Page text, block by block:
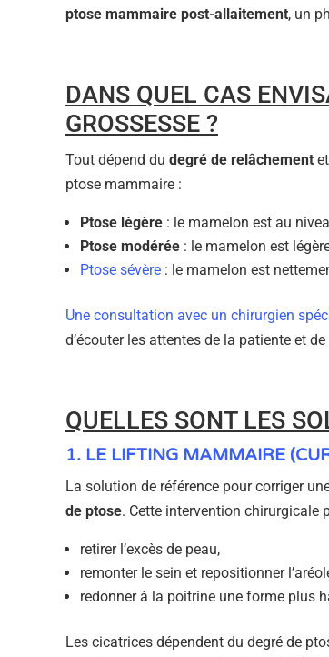
ptose mammaire post-allaitement, un
DANS QUEL CAS
GROSSESSE ?
Tout dépend du degré de relâchement
ptose mammaire :
Ptose légère : le mamelon est au
Ptose modérée : le mamelon est
Ptose sévère : le mamelon est
Une consultation avec un chirurgien
d’écouter les attentes de la patiente et
QUELLES SONT LES
1. LE LIFTING MAMMAIRE
La solution de référence pour corriger
de ptose. Cette intervention chirurgicale
retirer l’excès de peau,
remonter le sein et repositionner
redonner à la poitrine une forme plus
Les cicatrices dépendent du degré de